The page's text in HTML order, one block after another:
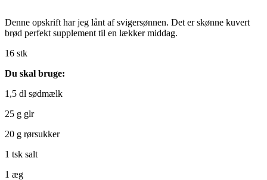
Denne opskrift har jeg lånt af svigersønnen. Det er skønne kuvert
brød perfekt supplement til en lækker middag.
16 stk
Du skal bruge:
1,5 dl sødmælk
25 g glr
20 g rørsukker
1 tsk salt
1 æg